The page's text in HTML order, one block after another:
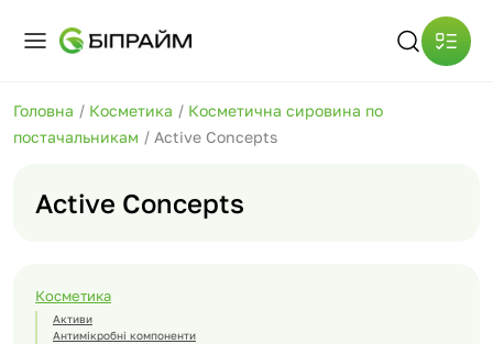
Головна / Косметика / Косметична сировина по
постачальникам / Active Concepts
Active Concepts
Косметика
Активи
Антимікробні компоненти